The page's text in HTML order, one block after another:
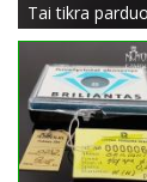
Tai tikra